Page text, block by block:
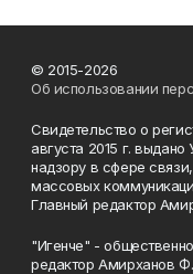
© 2015-2026
Об использовании
Свидетельство о
августа 2015 г.
надзору в сфере
массовых
Главный редактор
"Игенче" -
редактор Амирханов